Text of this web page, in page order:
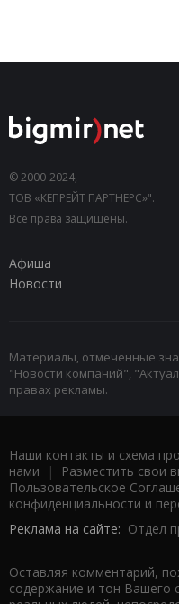
© 2000-2024,
ТОВ «КЕПРЕЙТ ПАРТНЕРС»".
Все права защищены.
Афиша
Новости
Материалы, отмеченные
"Новости компаний",
правах рекламы.
Наши контакты и схема
нами | Разместить свои
Пользовательское
конфиденциальности и
Реклама на сайте: Отдел
Оставляя комментарий,
содержание и тон Вашего